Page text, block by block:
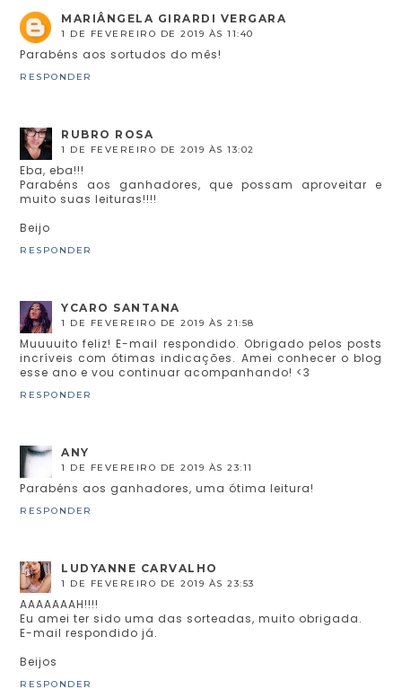
MARIÂNGELA GIRARDI VERGARA
1 DE FEVEREIRO DE 2019 ÀS 11:40
Parabéns aos sortudos do mês!
RESPONDER
RUBRO ROSA
1 DE FEVEREIRO DE 2019 ÀS 13:02
Eba, eba!!!
Parabéns aos ganhadores, que possam aproveitar e
muito suas leituras!!!!
Beijo
RESPONDER
YCARO SANTANA
1 DE FEVEREIRO DE 2019 ÀS 21:58
Muuuuito feliz! E-mail respondido. Obrigado pelos posts
incríveis com ótimas indicações. Amei conhecer o blog
esse ano e vou continuar acompanhando! <3
RESPONDER
ANY
1 DE FEVEREIRO DE 2019 ÀS 23:11
Parabéns aos ganhadores, uma ótima leitura!
RESPONDER
LUDYANNE CARVALHO
1 DE FEVEREIRO DE 2019 ÀS 23:53
AAAAAAAH!!!!
Eu amei ter sido uma das sorteadas, muito obrigada.
E-mail respondido já.
Beijos
RESPONDER